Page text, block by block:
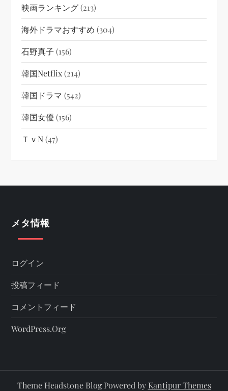
映画ランキング(213)
海外ドラマおすすめ (304)
石野真子 (156)
韓国netflix(214)
韓国ドラマ (542)
韓国女優(156)
ＴｖN(47)
メタ情報
ログイン
投稿フィード
コメントフィード
WordPress.org
Theme Headstone Blog Powered by Kantipur Themes